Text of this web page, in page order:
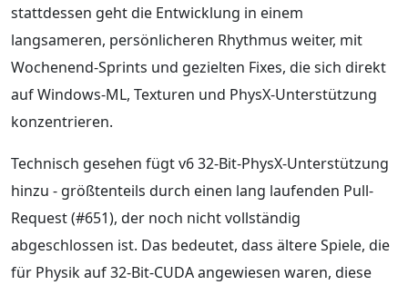
stattdessen geht die Entwicklung in einem
langsameren, persönlicheren Rhythmus weiter, mit
Wochenend-Sprints und gezielten Fixes, die sich direkt
auf Windows-ML, Texturen und PhysX-Unterstützung
konzentrieren.
Technisch gesehen fügt v6 32-Bit-PhysX-Unterstützung
hinzu - größtenteils durch einen lang laufenden Pull-
Request (#651), der noch nicht vollständig
abgeschlossen ist. Das bedeutet, dass ältere Spiele, die
für Physik auf 32-Bit-CUDA angewiesen waren, diese